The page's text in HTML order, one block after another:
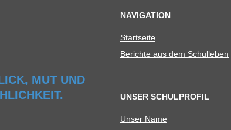
MUT UND
NAVIGATION
Start­seite
Berichte aus dem Schulleben
UNSER SCHULPROFIL
Unser Name